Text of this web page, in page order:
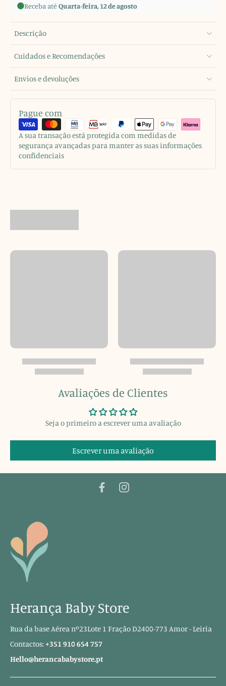
Receba atéQuarta-feira, 12 de agosto
Descrição
Cuidados e Recomendações
Envios e devoluções
Pague com
A sua transação está protegida com medidas de
segurança avançadas para manter as suas informações
confidenciais
Avaliações de Clientes
Seja o primeiro a escrever uma avaliação
Escrever uma avaliação
Herança Baby Store
Rua da base Aérea nº23Lote 1 Fração D2400-773 Amor - Leiria
Contactos:+351 910 654 757
Hello@herancababystore.pt